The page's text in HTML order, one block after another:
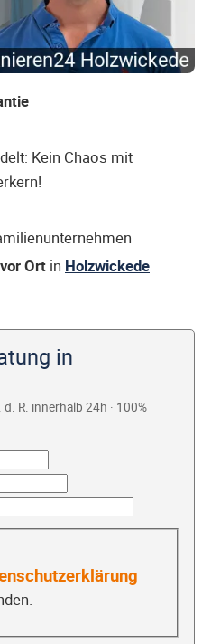
Kein Chaos mit
vor Ort in Holzwickede
in
R. innerhalb 24h · 100%